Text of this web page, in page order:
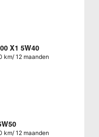
X1 5W40
km/ 12 maanden
km/ 12 maanden